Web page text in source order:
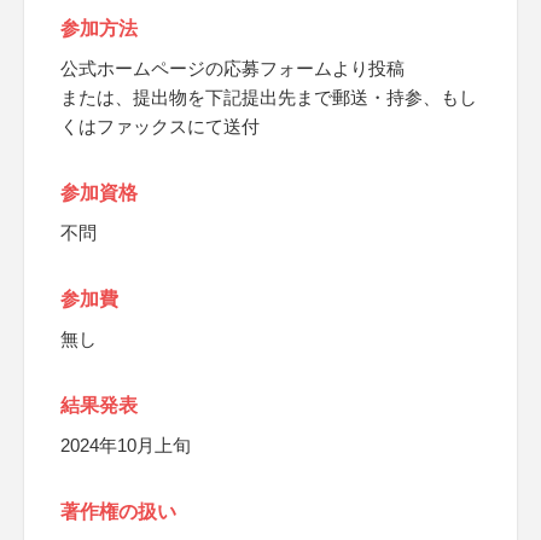
参加方法
公式ホームページの応募フォームより投稿
または、提出物を下記提出先まで郵送・持参、もし
くはファックスにて送付
参加資格
不問
参加費
無し
結果発表
2024年10月上旬
著作権の扱い